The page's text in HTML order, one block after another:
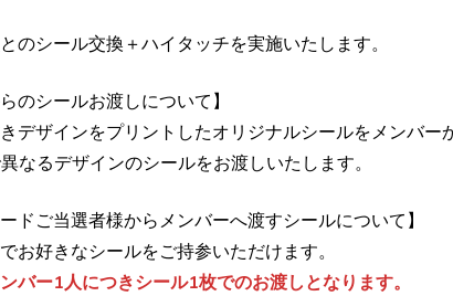
のシール交換＋ハイタッチを実施いたします。
のシールお渡しについて】
デザインをプリントしたオリジナルシールをメンバ
なるデザインのシールをお渡しいたします。
ードご当選者様からメンバーへ渡すシールについて】
お好きなシールをご持参いただけます。
バー1人につきシール1枚でのお渡しとなります。